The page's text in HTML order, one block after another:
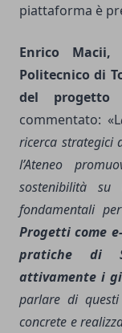
piattaforma è
Enrico
Politecnico di
del progetto
commentato: «L
ricerca strategici
l’Ateneo
sostenibilità
fondamentali
Progetti come
pratiche di
attivamente i
parlare di
concrete e